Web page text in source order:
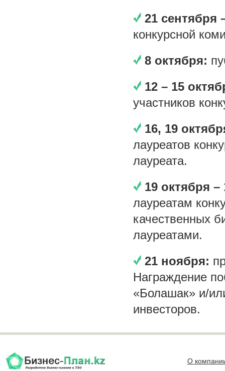
21 сентября
конкурсной
8 октября:
12 – 15
участников
16, 19
лауреатов
лауреата.
19 октября
лауреатам
качественных
лауреатами.
21 ноября:
Награждение
«Болашак» и/
инвесторов.
О